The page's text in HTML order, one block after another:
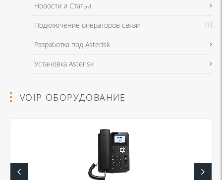
Новости и Статьи
Подключение операторов связи
Разработка под Asterisk
Установка Asterisk
VOIP ОБОРУДОВАНИЕ